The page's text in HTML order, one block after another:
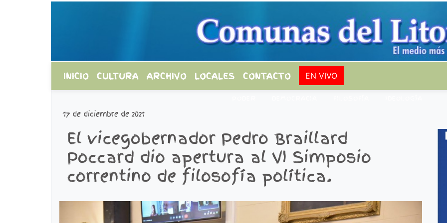
INICIO CULTURA ARCHIVO LOCALES CONTACTO EN VIVO
17 de diciembre de 2021
El vicegobernador Pedro Braillard
Poccard dio apertura al VI Simposio
correntino de filosofía política.